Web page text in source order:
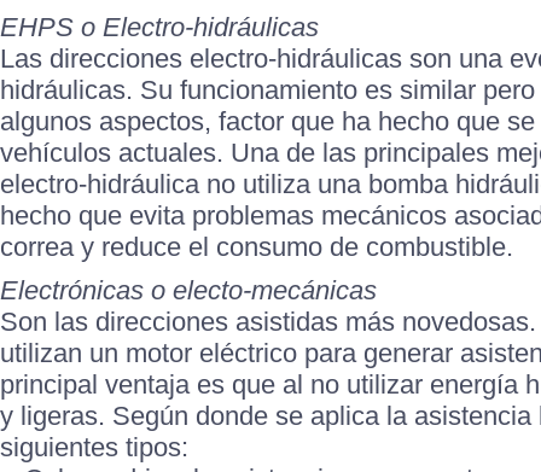
EHPS o Electro-hidráulicas
Las direcciones electro-hidráulicas son una
hidráulicas. Su funcionamiento es similar
algunos aspectos, factor que ha hecho que
vehículos actuales. Una de las principales
electro-hidráulica no utiliza una bomba
hecho que evita problemas mecánicos
correa y reduce el consumo de combustible.
Electrónicas o electo-mecánicas
Son las direcciones asistidas más
utilizan un motor eléctrico para generar
principal ventaja es que al no utilizar energía
y ligeras. Según donde se aplica la
siguientes tipos: